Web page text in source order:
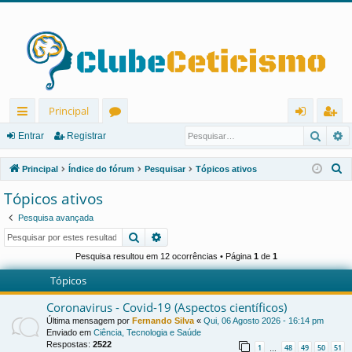
in
ks
rá
pi
d
Principal
u
ns
ra
r
eg
ist
ra
Entrar Registrar
Principal Índice do fórum Pesquisar Tópicos ativos
s
a
Tópicos ativos
Pesquisa avançada
Pesquisar
Pesquisa resultou em 12 ocorrências • Página 1de 1
Tópicos
Coronavirus - Covid-19 (Aspectos científicos)
Última mensagem por Fernando Silva « Qui, 06 Agosto 2026 - 16:14 pm
Enviado em Ciência, Tecnologia e Saúde
Respostas: 2522 1 48 49 50 51